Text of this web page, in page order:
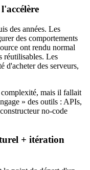
des années. Les
des comportements
ont rendu normal
réutilisables. Les
d'acheter des serveurs,
complexité, mais il fallait
» des outils : APIs,
no-code
+ itération